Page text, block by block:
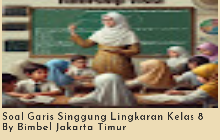
Soal Garis Singgung Lingkaran Kelas 8
By Bimbel Jakarta Timur